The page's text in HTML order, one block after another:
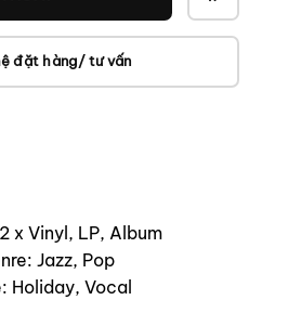
THÊM
đặt hàng/ tư vấn
Christmas (Vinyl LP) số lượng
x Vinyl, LP, Album
Jazz, Pop
Holiday, Vocal